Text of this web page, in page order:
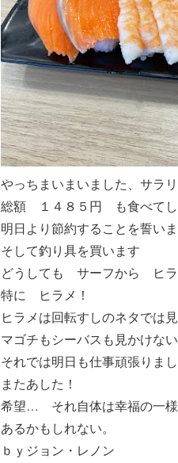
やっちまいまいました、サラ
総額 １４８５円 も食べてし
明日より節約することを誓い
そして釣り具を買います
どうしても サーフから ヒラ
特に ヒラメ！
ヒラメは回転すしのネタでは
マゴチもシーバスも見かけな
それでは明日も仕事頑張りま
またあした！
希望… それ自体は幸福の一様
あるかもしれない。
ｂｙジョン・レノン